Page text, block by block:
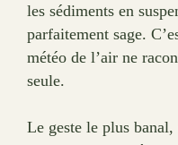
les sédiments en
parfaitement sage.
météo de l’air ne
seule.
Le geste le plus